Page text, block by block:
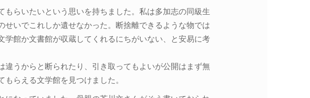
らいたいという思いを持ちました。私は多加志の同級生
いでこれしか遺せなかった。断捨離できるような物では
館か文書館が収蔵してくれるにちがいない、と安易に考
うからと断られたり、引き取ってもよいが公開はまず無
らえる文学館を見つけました。